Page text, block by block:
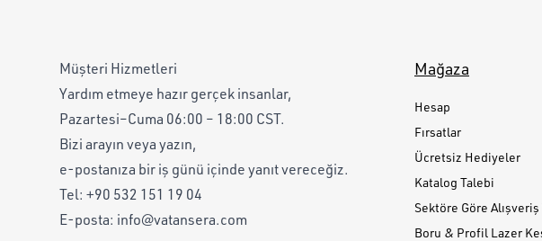
Müşteri Hizmetleri
Yardım etmeye hazır gerçek insanlar,
Pazartesi–Cuma 06:00 – 18:00 CST.
Bizi arayın veya yazın,
e-postanıza bir iş günü içinde yanıt vereceğiz.
Tel: +90 532 151 19 04
E-posta: info@vatansera.com
Mağaza
Hesap
Fırsatlar
Ücretsiz Hediyeler
Katalog Talebi
Sektöre Göre Alışveriş
Boru & Profil Lazer